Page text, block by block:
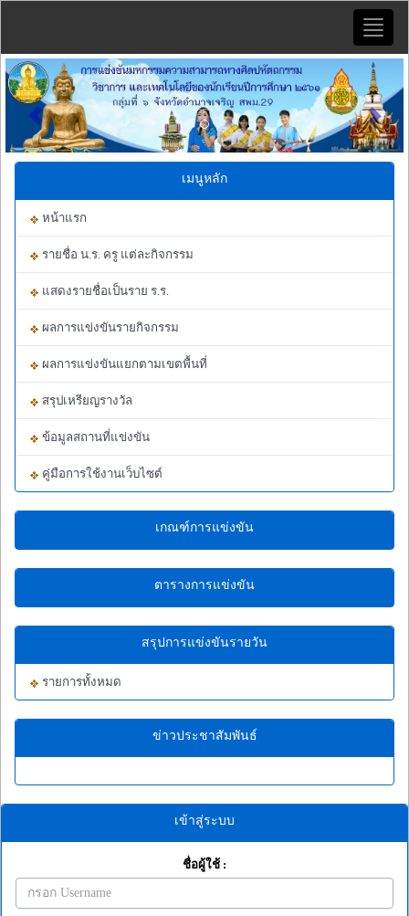
Toggle
Previous Next
เมนูหลัก
หน้าแรก
รายชื่อ น.ร. ครู แต่ละกิจกรรม
แสดงรายชื่อเป็นราย ร.ร.
ผลการแข่งขันรายกิจกรรม
ผลการแข่งขันแยกตามเขตพื้นที่
สรุปเหรียญรางวัล
ข้อมูลสถานที่แข่งขัน
คู่มือการใช้งานเว็บไซต์
เกณฑ์การแข่งขัน
ตารางการแข่งขัน
สรุปการแข่งขันรายวัน
รายการทั้งหมด
ข่าวประชาสัมพันธ์
เข้าสู่ระบบ
ชื่อผู้ใช้ :